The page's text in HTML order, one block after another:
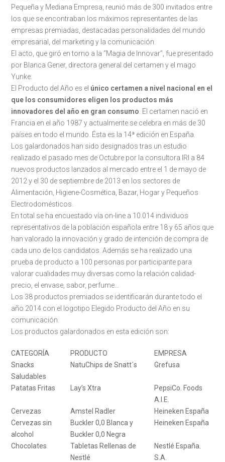
Pequeña y Mediana Empresa, reunió más de 300 invitados entre
los que se encontraban los máximos representantes de las
empresas premiadas, destacadas personalidades del mundo
empresarial, del marketing y la comunicación.
El acto, que giró en torno a la “Magia de Innovar”, fue presentado
por Blanca Gener, directora general del certamen y el mago
Yunke.
El Producto del Año es el único certamen a nivel nacional en el
que los consumidores eligen los productos más
innovadores del año en gran consumo . El certamen nació en
Francia en el año 1987 y actualmente se celebra en más de 30
países en todo el mundo. Ésta es la 14ª edición en España.
Los galardonados han sido designados tras un estudio
realizado el pasado mes de Octubre por la consultora IRI a 84
nuevos productos lanzados al mercado entre el 1 de mayo de
2012 y el 30 de septiembre de 2013 en los sectores de
Alimentación, Higiene-Cosmética, Bazar, Hogar y Pequeños
Electrodomésticos.
En total se ha encuestado vía on-line a 10.014 individuos
representativos de la población española entre 18 y 65 años que
han valorado la innovación y grado de intención de compra de
cada uno de los candidatos. Además se ha realizado una
prueba de producto a 100 personas por participante para
valorar cualidades muy diversas como la relación calidad-
precio, el envase, sabor, perfume…
Los 38 productos premiados se identificarán durante todo el
año 2014 con el logotipo Elegido Producto del Año en su
comunicación.
Los productos galardonados en esta edición son:
CATEGORÍA PRODUCTO
EMPRESA
Snacks
Saludables
NatuChips de Snatt´s Grefusa
Patatas Fritas Lay’s Xtra
PepsiCo. Foods
A.I.E.
Cervezas
Amstel Radler
Heineken España
Cervezas sin
alcohol
Buckler 0,0 Blanca y
Buckler 0,0 Negra
Heineken España
Chocolates
Tabletas Rellenas de
Nestlé
Nestlé España.
S.A.